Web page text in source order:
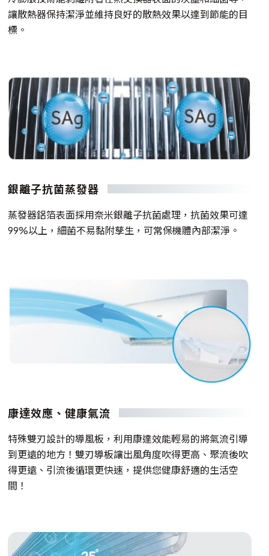
讓散熱器保持潔淨並維持良好的散熱效果以達到節能的目
標。
銀離子抗菌蒸發器
蒸發器鋁箔表面採用奈米銀離子抗菌處理，抗菌效果可達
99%以上，細菌不易黏附孳生，可常保機體內部潔淨。
康達效應、健康氣流
特殊雙刃設計的導風板，利用康達效能輕易的將氣流引導
到更遠的地方！雙刃導板讓出風角度吹得更高、聚流後吹
得更遠、引流後循環更快速，提供您健康舒適的生活空
間！